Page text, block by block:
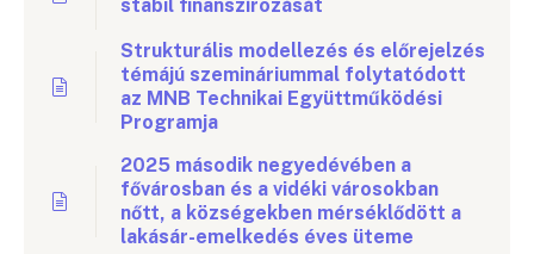
stabil finanszírozását
Strukturális modellezés és előrejelzés
témájú szemináriummal folytatódott
az MNB Technikai Együttműködési
Programja
2025 második negyedévében a
fővárosban és a vidéki városokban
nőtt, a községekben mérséklődött a
lakásár-emelkedés éves üteme